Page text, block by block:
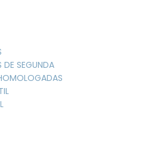
DE SEGUNDA